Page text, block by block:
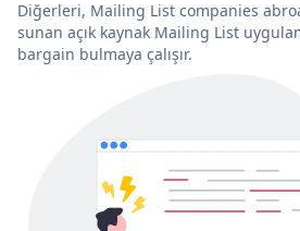
Diğerleri, Mailing List companies
sunan açık kaynak Mailing List
bargain bulmaya çalışır.